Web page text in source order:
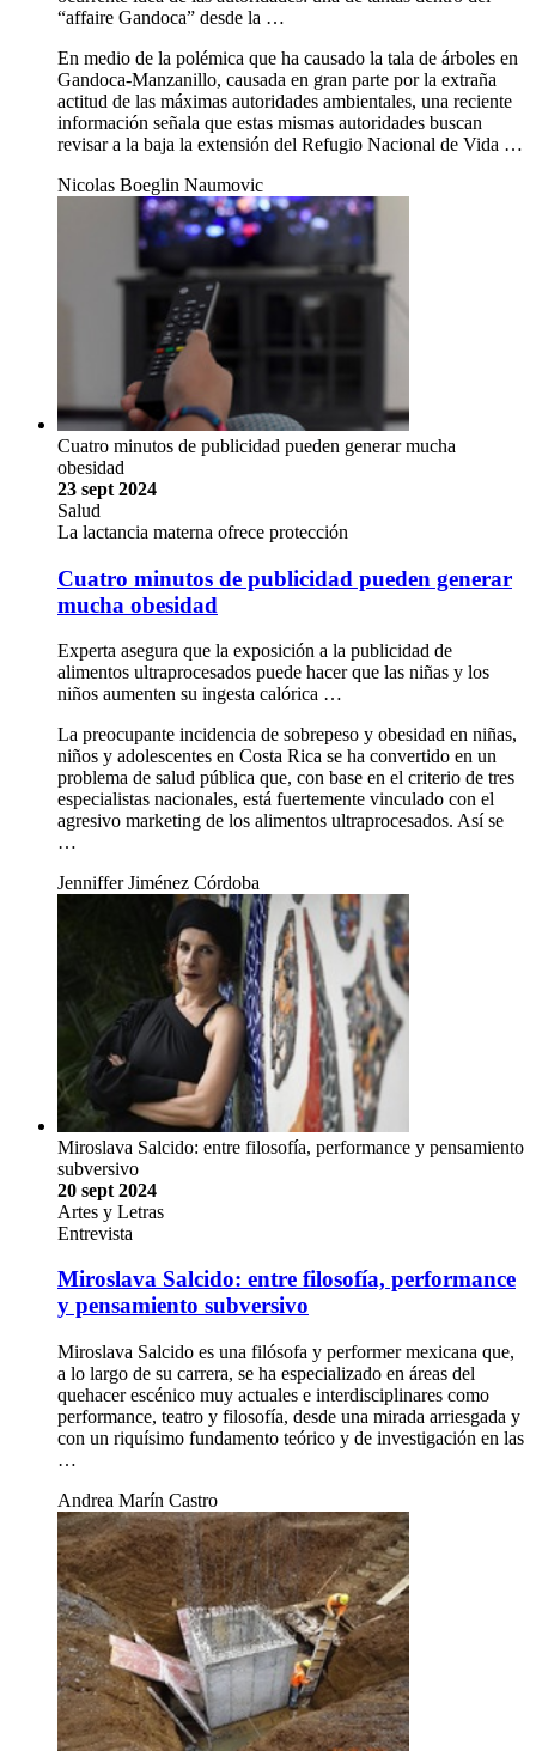
“affaire Gandoca” desde la …
En medio de la polémica que ha causado la tala de árboles en
Gandoca-Manzanillo, causada en gran parte por la extraña
actitud de las máximas autoridades ambientales, una reciente
información señala que estas mismas autoridades buscan
revisar a la baja la extensión del Refugio Nacional de Vida …
Nicolas Boeglin Naumovic
Cuatro minutos de publicidad pueden generar mucha
obesidad
23 sept 2024
Salud
La lactancia materna ofrece protección
Cuatro minutos de publicidad pueden generar
mucha obesidad
Experta asegura que la exposición a la publicidad de
alimentos ultraprocesados puede hacer que las niñas y los
niños aumenten su ingesta calórica …
La preocupante incidencia de sobrepeso y obesidad en niñas,
niños y adolescentes en Costa Rica se ha convertido en un
problema de salud pública que, con base en el criterio de tres
especialistas nacionales, está fuertemente vinculado con el
agresivo marketing de los alimentos ultraprocesados. Así se
…
Jenniffer Jiménez Córdoba
Miroslava Salcido: entre filosofía, performance y pensamiento
subversivo
20 sept 2024
Artes y Letras
Entrevista
Miroslava Salcido: entre filosofía, performance
y pensamiento subversivo
Miroslava Salcido es una filósofa y performer mexicana que,
a lo largo de su carrera, se ha especializado en áreas del
quehacer escénico muy actuales e interdisciplinares como
performance, teatro y filosofía, desde una mirada arriesgada y
con un riquísimo fundamento teórico y de investigación en las
…
Andrea Marín Castro